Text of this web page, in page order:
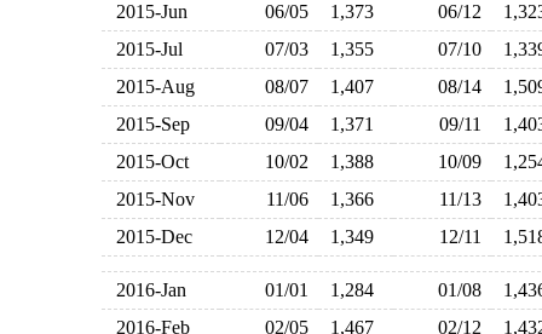
2015-Jun
06/05 1,373 06/12
2015-Jul
07/03 1,355 07/10
2015-Aug
08/07 1,407 08/14
2015-Sep
09/04 1,371 09/11
2015-Oct
10/02 1,388 10/09
2015-Nov
11/06 1,366 11/13
2015-Dec
12/04 1,349 12/11
2016-Jan 01/01 1,284 01/08
2016-Feb
02/05 1,467 02/12